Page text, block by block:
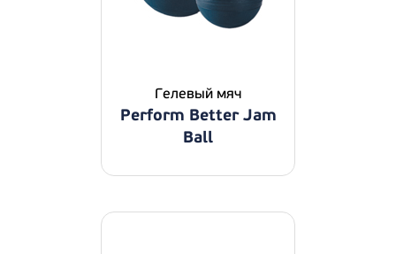
Гелевый мяч
Perform Better Jam
Ball